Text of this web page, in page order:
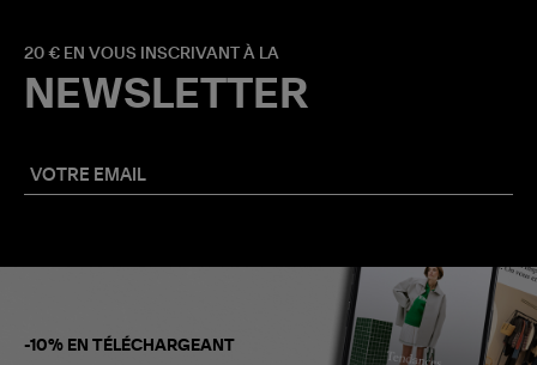
20 € EN VOUS INSCRIVANT À LA
NEWSLETTER
-10% EN TÉLÉCHARGEANT